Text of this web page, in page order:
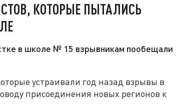
КОТОРЫЕ ПЫТАЛИСЬ
в школе № 15 взрывникам пообещали
устраивали год назад взрывы в
присоединения новых регионов к